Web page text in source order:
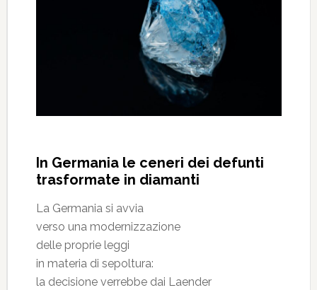
In Germania le ceneri dei defunti
trasformate in diamanti
La Germania si avvia
verso una modernizzazione
delle proprie leggi
in materia di sepoltura:
la decisione verrebbe dai Laender